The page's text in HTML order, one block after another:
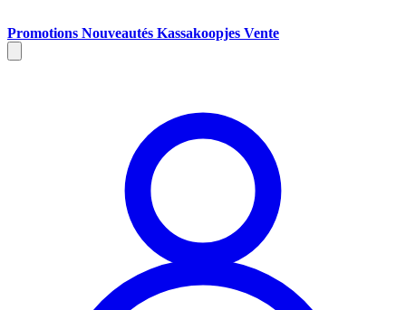
Promotions Nouveautés Kassakoopjes Vente